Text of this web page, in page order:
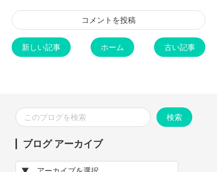
コメントを投稿
新しい記事 ホーム 古い記事
ブログ アーカイブ